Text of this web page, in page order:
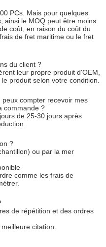
PCs. Mais pour quelques
ainsi le MOQ peut être moins.
coût, en raison du coût du
de fret maritime ou le fret
du client ?
leur propre produit d'OEM,
produit selon votre condition.
compter recevoir mes
commande ?
de 25-30 jours après
?
ou par la mer
comme les frais de
de répétition et des ordres
citation.